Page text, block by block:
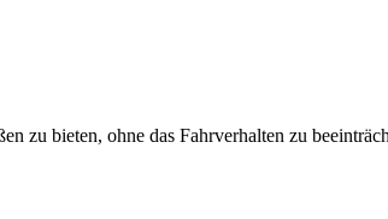
zu bieten, ohne das Fahrverhalten zu